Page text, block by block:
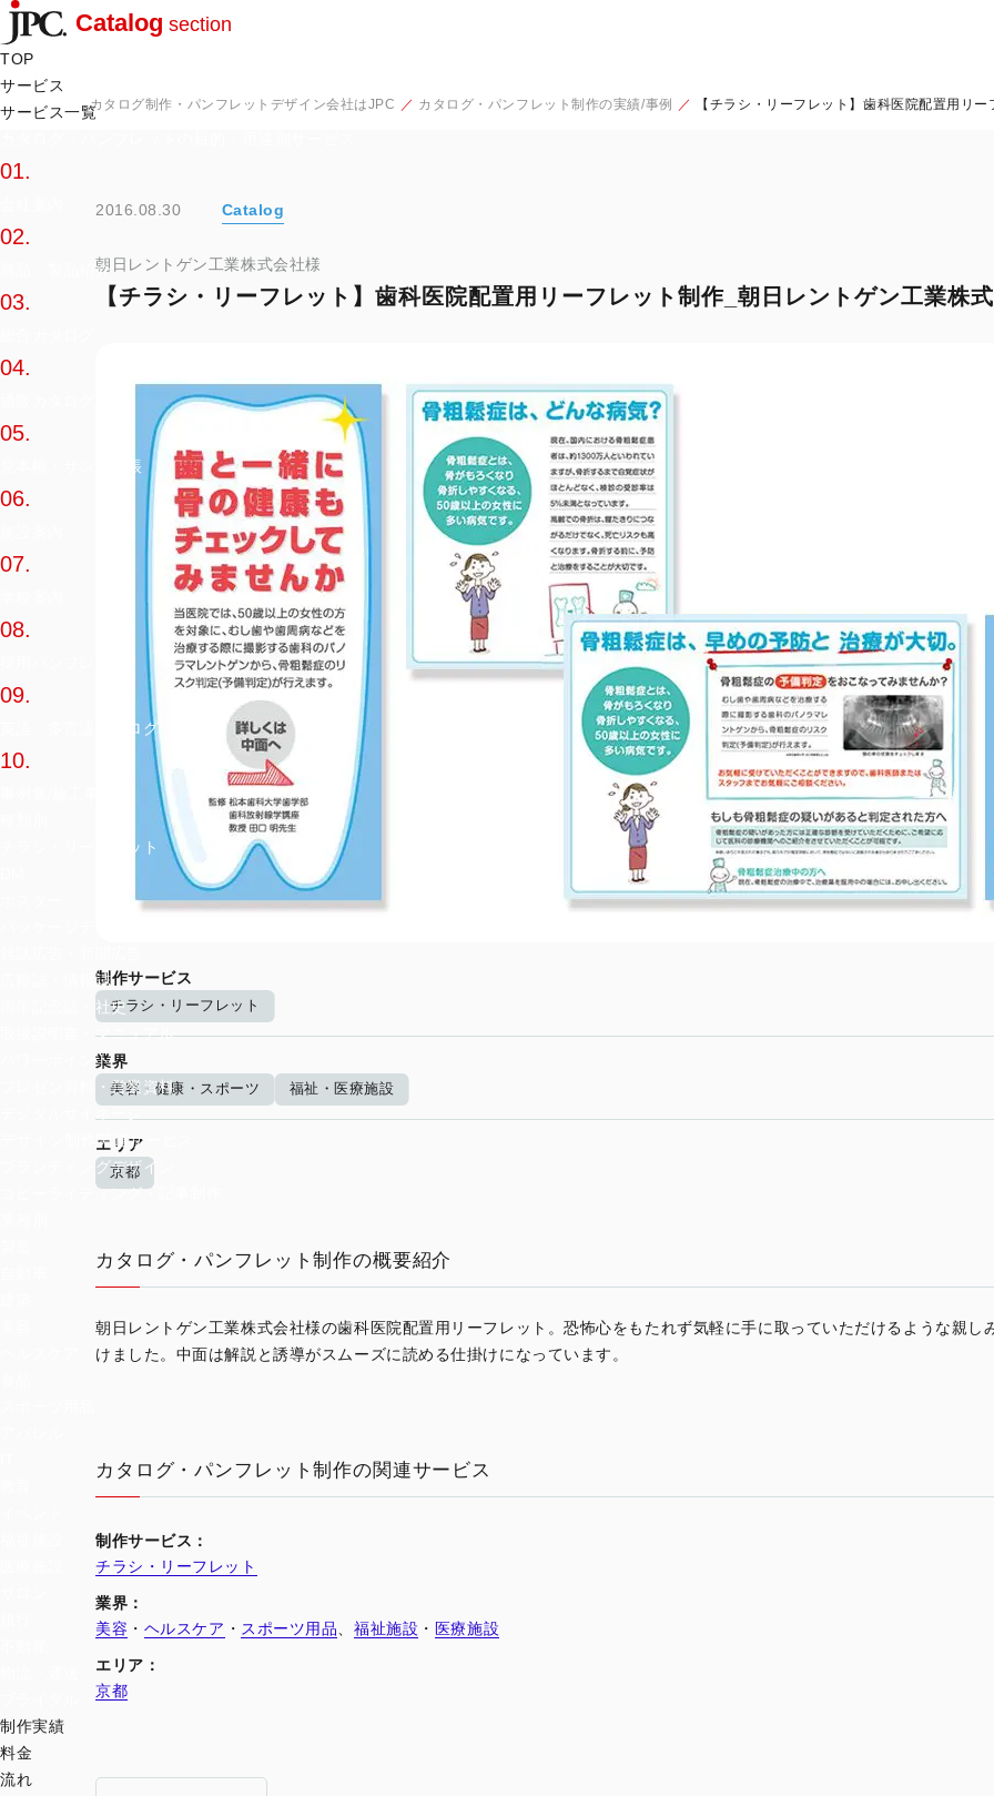
Catalog section
TOP
サービス
サービス一覧
01.
02.
商品・製品紹介
03.
04.
05.
見本帳・サンプル帳
06.
07.
08.
09.
英語・多言語カタログ
10.
チラシ・リーフレット
広報誌・情報誌
周年記念誌・社史
取扱説明書・マニュアル
パワーポイント
プレゼン資料・営業資料
デザイン制作関連サービス
ブランディングデザイン
コピーライティング・記事制作
制作実績
料金
流れ
カタログ制作・パンフレットデザイン会社はJPC カタログ・パンフレット制作の実績/事例 【チラシ・リーフレット】歯科医院配置用リ
2016.08.30 Catalog
朝日レントゲン工業株式会社様
【チラシ・リーフレット】歯科医院配置用リーフレット制作_朝日レントゲン工業株
制作サービス
チラシ・リーフレット
業界
美容・健康・スポーツ 福祉・医療施設
エリア
京都
カタログ・パンフレット制作の概要紹介
朝日レントゲン工業株式会社様の歯科医院配置用リーフレット。恐怖心をもたれず気軽に手に取っていただけるような親し
けました。中面は解説と誘導がスムーズに読める仕掛けになっています。
カタログ・パンフレット制作の関連サービス
制作サービス：
チラシ・リーフレット
業界：
美容 ・ ヘルスケア ・ スポーツ用品 、福祉施設 ・ 医療施設
エリア：
京都